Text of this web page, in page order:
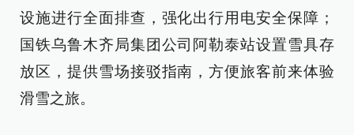
设施进行全面排查，强化出行用电安全保障；
国铁乌鲁木齐局集团公司阿勒泰站设置雪具存
放区，提供雪场接驳指南，方便旅客前来体验
滑雪之旅。